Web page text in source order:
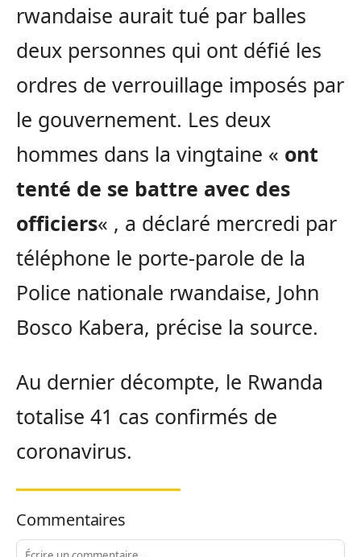
rwandaise aurait tué par balles
deux personnes qui ont défié les
ordres de verrouillage imposés par
le gouvernement. Les deux
hommes dans la vingtaine « ont
tenté de se battre avec des
officiers« , a déclaré mercredi par
téléphone le porte-parole de la
Police nationale rwandaise, John
Bosco Kabera, précise la source.
Au dernier décompte, le Rwanda
totalise 41 cas confirmés de
coronavirus.
Commentaires